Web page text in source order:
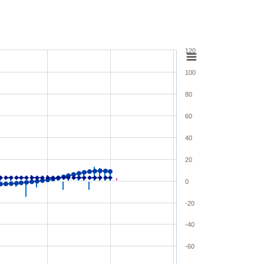
-60
-40
-20
0
20
40
60
80
100
120